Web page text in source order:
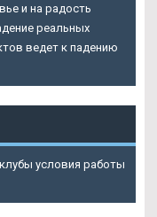
и на радость
реальных
ведет к падению
условия работы